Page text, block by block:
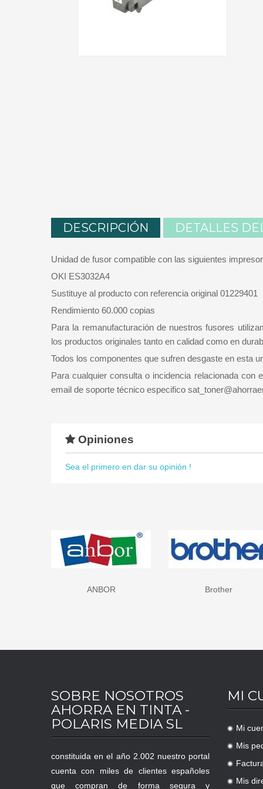
DESCRIPCIÓN DETALLES
Unidad de fusor compatible con las siguientes
OKI ES3032A4
Sustituye al producto con referencia original 01229401
Rendimiento 60.000 copias
Para la remanufacturación de nuestros fusores
los productos originales tanto en calidad como en
Todos los componentes que sufren desgaste en esta
Para cualquier consulta o incidencia relacionada
email de soporte técnico especifico
Opiniones
Sea el primero en dar su opinión !
Brother Canon
SOBRE NOSOTROS
AHORRA EN TINTA -
POLARIS MEDIA SL
constituida en el año 2.002 nuestro portal
cuenta con miles de clientes españoles
que compran de forma segura y
MI
.
Mi
.
Mis
.
.
Mis